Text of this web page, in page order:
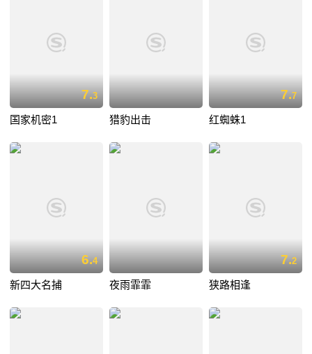
7.3
国家机密1 猎豹出击
7.7
红蜘蛛1
6.4
新四大名捕 夜雨霏霏
7.2
狭路相逢